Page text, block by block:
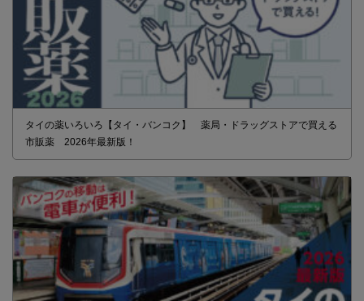
タイの薬いろいろ【タイ・バンコク】 薬局・ドラッグストアで買える
市販薬 2026年最新版！